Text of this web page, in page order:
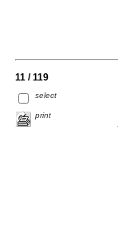
11 / 119
select
print